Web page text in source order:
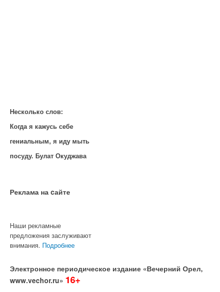
Несколько слов:
Когда я кажусь себе
гениальным, я иду мыть
посуду. Булат Окуджава
Реклама на cайте
Наши рекламные
предложения заслуживают
внимания. Подробнее
Электронное периодическое издание «Вечерний Орел,
www.vechor.ru» 16+